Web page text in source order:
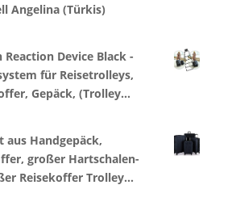
Angelina (Türkis)
Reaction Device Black -
für Reisetrolleys,
Gepäck, (Trolley…
aus Handgepäck,
großer Hartschalen-
Reisekoffer Trolley…